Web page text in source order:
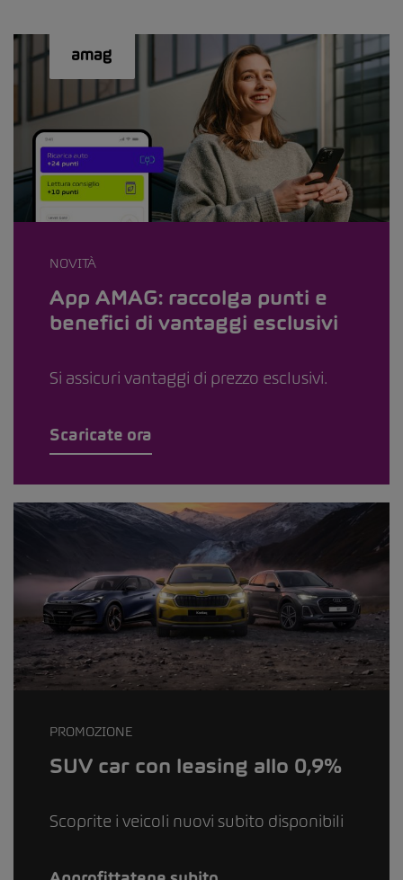
NOVITÀ
App AMAG: raccolga punti e
benefici di vantaggi esclusivi
Si assicuri vantaggi di prezzo esclusivi.
Scaricate ora
PROMOZIONE
SUV car con leasing allo 0,9%
Scoprite i veicoli nuovi subito disponibili